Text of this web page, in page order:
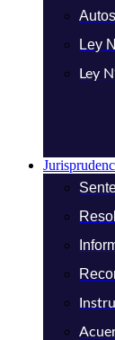
Ley
Ley